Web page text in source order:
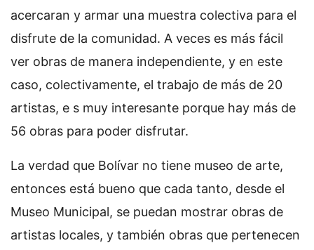
acercaran y armar una muestra colectiva para el
disfrute de la comunidad. A veces es más fácil
ver obras de manera independiente, y en este
caso, colectivamente, el trabajo de más de 20
artistas, e s muy interesante porque hay más de
56 obras para poder disfrutar.
La verdad que Bolívar no tiene museo de arte,
entonces está bueno que cada tanto, desde el
Museo Municipal, se puedan mostrar obras de
artistas locales, y también obras que pertenecen